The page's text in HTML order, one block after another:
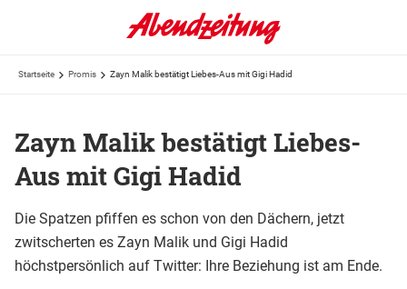
Startseite Promis Zayn Malik bestätigt Liebes-Aus mit Gigi Hadid
Zayn Malik bestätigt Liebes-
Aus mit Gigi Hadid
Die Spatzen pfiffen es schon von den Dächern, jetzt
zwitscherten es Zayn Malik und Gigi Hadid
höchstpersönlich auf Twitter: Ihre Beziehung ist am Ende.